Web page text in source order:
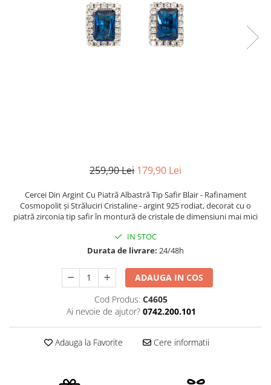
259,90 Lei 179,90 Lei
Cercei Din Argint Cu Piatră Albastră Tip Safir Blair - Rafinament
Cosmopolit și Străluciri Cristaline - argint 925 rodiat, decorat cu o
piatră zirconia tip safir în montură de cristale de dimensiuni mai mici
IN STOC
Durata de livrare: 24/48h
ADAUGA IN COS
Cod Produs: C4605
Ai nevoie de ajutor? 0742.200.101
Adauga la Favorite Cere informatii